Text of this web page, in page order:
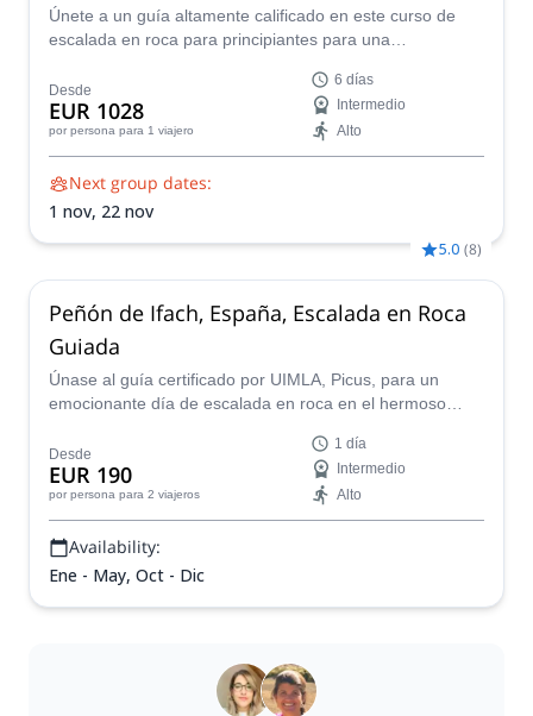
Únete a un guía altamente calificado en este curso de
escalada en roca para principiantes para una
roca reales. Adquiere las habilidades y la confianza
necesarias para conquistar escaladas deportivas de un
solo largo al aire libre, ya sea que seas nuevo en la
escalada o estés pasando del gimnasio.
Desde
EUR 1028
por persona para 1 viajero
6 días
Intermedio
Alto
Next group dates:
1 nov, 22 nov
5.0 (8)
Peñón de Ifach, España, Escalada en Roca
Guiada
Únase al guía certificado por UIMLA, Picus, para un
emocionante día de escalada en roca en el hermoso
Desde
EUR 190
por persona para 2 viajeros
1 día
Intermedio
Alto
Availability:
Ene - May, Oct - Dic